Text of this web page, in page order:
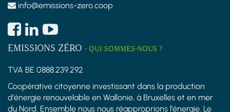
info@emissions-zero.coop
EMISSIONS ZÉRO - QUI SOMMES-NOUS ?
TVA BE 0888.239.292
Coopérative citoyenne investissant dans la production
d'énergie renouvelable en Wallonie, à Bruxelles et en mer
du Nord. Ensemble nous nous réapproprions l'énergie. Le